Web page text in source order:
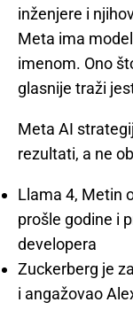
inženjere i
Meta ima
imenom. Ono
glasnije traži
Meta AI
rezultati, a ne
Llama 4, Metin
prošle godine i
developera
Zuckerberg je
i angažovao